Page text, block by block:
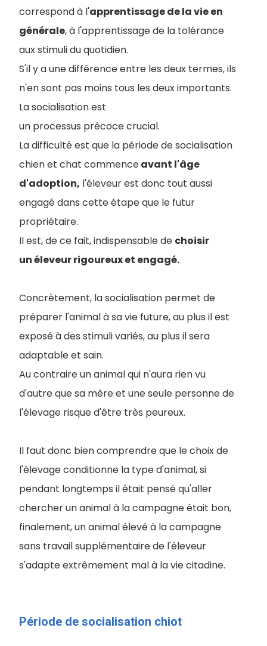
correspond à l'apprentissage de la vie en
générale, à l'apprentissage de la tolérance
aux stimuli du quotidien.
S'il y a une différence entre les deux termes, ils
n'en sont pas moins tous les deux importants.
La socialisation est
un processus précoce crucial.
La difficulté est que la période de socialisation
chien et chat commenceavant l'âge
d'adoption, l'éleveur est donc tout aussi
engagé dans cette étape que le futur
propriétaire.
Il est, de ce fait, indispensable de choisir
un éleveur rigoureux et engagé.
Concrètement, la socialisation permet de
préparer l'animal à sa vie future, au plus il est
exposé à des stimuli variés, au plus il sera
adaptable et sain.
Au contraire un animal qui n'aura rien vu
d'autre que sa mère et une seule personne de
l'élevage risque d'être très peureux.
Il faut donc bien comprendre que le choix de
l'élevage conditionne la type d'animal, si
pendant longtemps il était pensé qu'aller
chercher un animal à la campagne était bon,
finalement, un animal élevé à la campagne
sans travail supplémentaire de l'éleveur
s'adapte extrêmement mal à la vie citadine.
Période de socialisation chiot